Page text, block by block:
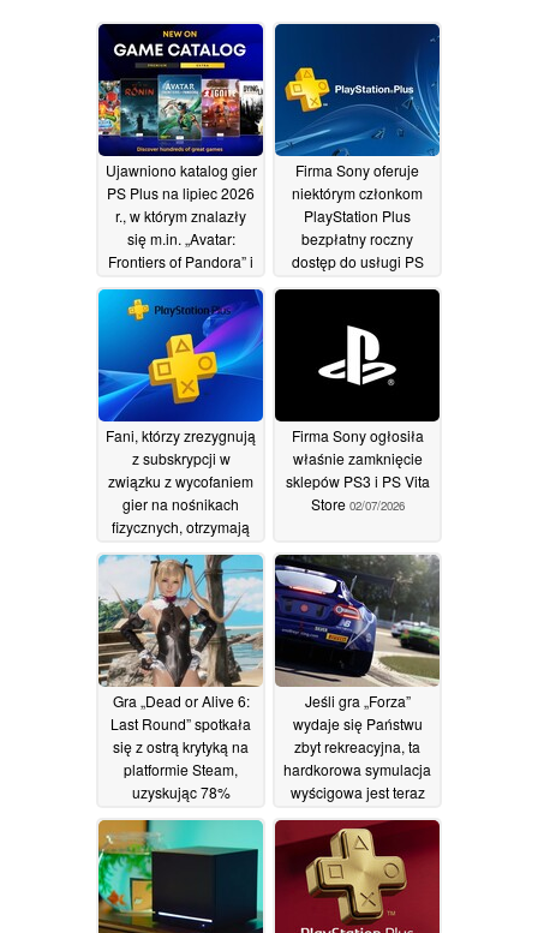
Ujawniono katalog gier
PS Plus na lipiec 2026
r., w którym znalazły
się m.in. „Avatar:
Frontiers of Pandora” i
15/07/2026
Firma Sony oferuje
niektórym członkom
PlayStation Plus
bezpłatny roczny
dostęp do usługi PS
15/07/2026
Fani, którzy zrezygnują
z subskrypcji w
związku z wycofaniem
gier na nośnikach
fizycznych, otrzymają
na PlayStation Plus
08/07/2026
Firma Sony ogłosiła
właśnie zamknięcie
sklepów PS3 i PS Vita
Store 02/07/2026
Gra „Dead or Alive 6:
Last Round” spotkała
się z ostrą krytyką na
platformie Steam,
uzyskując 78%
30/06/2026
Jeśli gra „Forza”
wydaje się Państwu
zbyt rekreacyjna, ta
hardkorowa symulacja
wyścigowa jest teraz
Steam za 4 dolary
29/06/2026